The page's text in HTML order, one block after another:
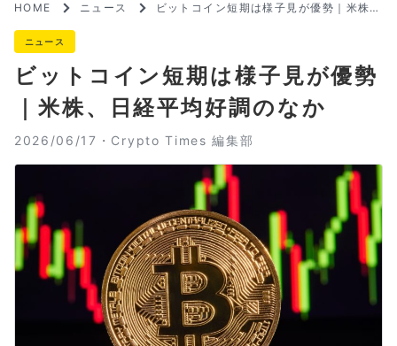
HOME ニュース
ビットコイン短期は様子見が優勢｜米株、
ニュース
ビットコイン短期は様子見が優勢
｜米株、日経平均好調のなか
2026/06/17・ Crypto Times 編集部